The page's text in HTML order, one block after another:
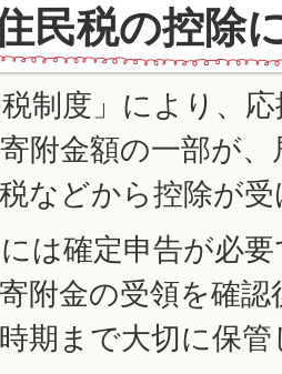
民税の控除
税制度」により、
附金額の一部が
などから控除が
は確定申告が必
附金の受領を確
期まで大切に保